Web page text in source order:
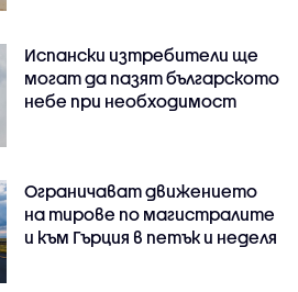
Испански изтребители ще
могат да пазят българското
небе при необходимост
Ограничават движението
на тирове по магистралите
и към Гърция в петък и неделя